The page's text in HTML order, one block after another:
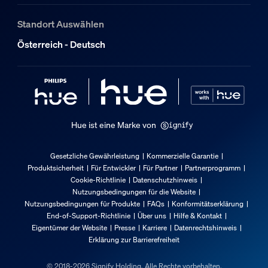
-20 °C bis 45 °C
Zusatzfunktion/Zubehör im
Batterien im Lieferumfang enthalten
Garantie
2 Jahre
Standort Auswählen
Österreich - Deutsch
Hue ist eine Marke von
Gesetzliche Gewährleistung
Kommerzielle Garantie
Produktsicherheit
Für Entwickler Für Partner
Partnerprogramm
Cookie-Richtlinie
Datenschutzhinweis
Nutzungsbedingungen für die Website
Nutzungsbedingungen für Produkte
FAQs
Konformitätserklärung
End-of-Support-Richtlinie
Über uns
Hilfe & Kontakt
Eigentümer der Website
Presse Karriere
Datenrechtshinweis
Erklärung zur Barrierefreiheit
© 2018-2026 Signify Holding. Alle Rechte vorbehalten.